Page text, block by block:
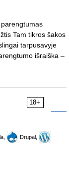
Tam tikros šakos
tarpusavyje
išraiška –
18+
Drupal,